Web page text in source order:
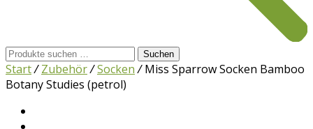
Suchen
nach:
Suchen
Start/ Zubehör/Socken /Miss Sparrow Socken Bamboo
Botany Studies (petrol)